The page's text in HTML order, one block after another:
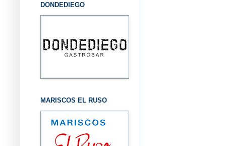
DONDEDIEGO
MARISCOS EL RUSO